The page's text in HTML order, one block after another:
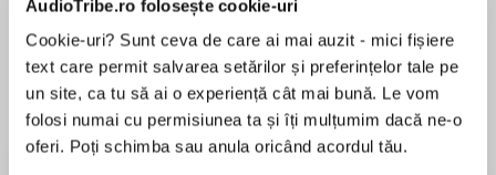
AudioTribe.ro folosește cookie-uri
Cookie-uri? Sunt ceva de care ai mai auzit - mici fișiere
text care permit salvarea setărilor și preferințelor tale pe
un site, ca tu să ai o experiență cât mai bună. Le vom
folosi numai cu permisiunea ta și îți mulțumim dacă ne-o
oferi. Poți schimba sau anula oricând acordul tău.
Desprecarte
From the Gemmell Award-winning author of
THE VAGRANT, a thrilling new series of power,